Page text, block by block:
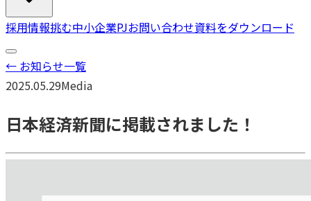
採用情報挑む中小企業PJお問い合わせ資料をダウンロード
← お知らせ一覧
2025.05.29Media
日本経済新聞に掲載されました！